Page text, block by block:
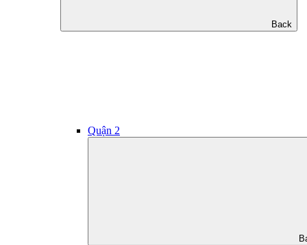
Back
Quận 2